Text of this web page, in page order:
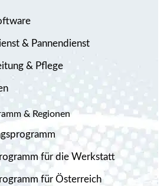
& Pannendienst
& Pflege
& Regionen
für die Werkstatt
für Österreich